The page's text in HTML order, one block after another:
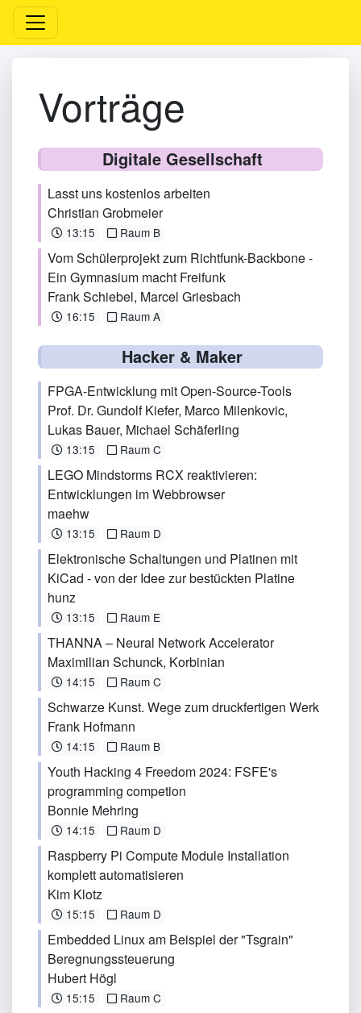
Vorträge
Digitale Gesellschaft
Lasst uns kostenlos arbeiten
Christian Grobmeier
13:15 Raum B
Vom Schülerprojekt zum Richtfunk-Backbone -
Ein Gymnasium macht Freifunk
Frank Schiebel, Marcel Griesbach
16:15 Raum A
Hacker & Maker
FPGA-Entwicklung mit Open-Source-Tools
Prof. Dr. Gundolf Kiefer, Marco Milenkovic,
Lukas Bauer, Michael Schäferling
13:15 Raum C
LEGO Mindstorms RCX reaktivieren:
Entwicklungen im Webbrowser
maehw
13:15 Raum D
Elektronische Schaltungen und Platinen mit
KiCad - von der Idee zur bestückten Platine
hunz
13:15 Raum E
THANNA – Neural Network Accelerator
Maximilian Schunck, Korbinian
14:15 Raum C
Schwarze Kunst. Wege zum druckfertigen Werk
Frank Hofmann
14:15 Raum B
Youth Hacking 4 Freedom 2024: FSFE's
programming competion
Bonnie Mehring
14:15 Raum D
Raspberry Pi Compute Module Installation
komplett automatisieren
Kim Klotz
15:15 Raum D
Embedded Linux am Beispiel der "Tsgrain"
Beregnungssteuerung
Hubert Högl
15:15 Raum C